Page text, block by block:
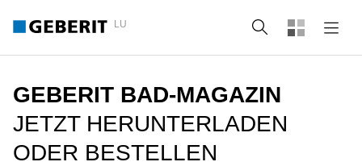
LU Suche
GEBERIT BAD-MAGAZIN
JETZT HERUNTERLADEN
ODER BESTELLEN